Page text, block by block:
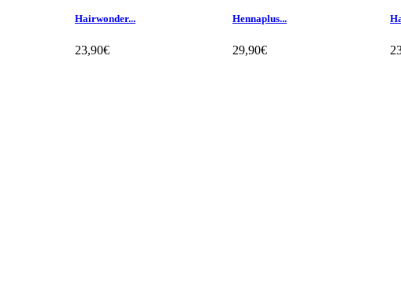
Hairwonder...
23,90€
Hennaplus...
29,90€